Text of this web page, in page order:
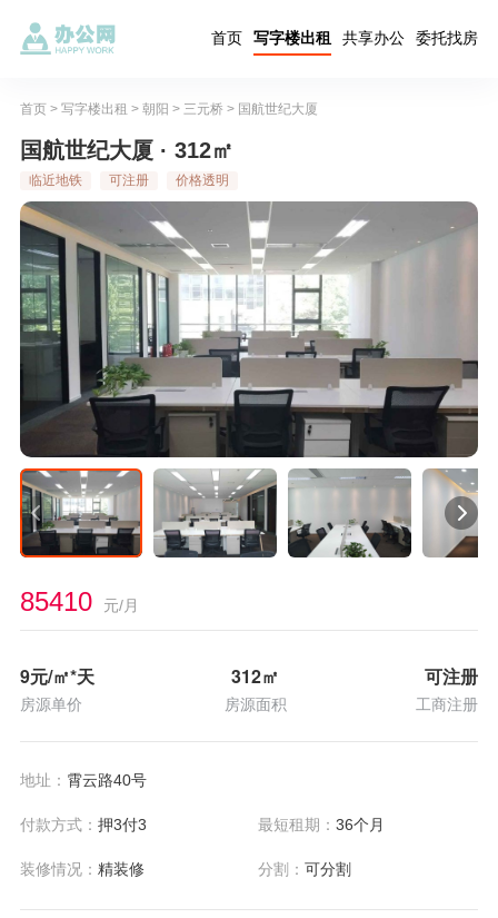
首页 写字楼出租 共享办公 委托找房
首页> 写字楼出租 > 朝阳 > 三元桥 > 国航世纪大厦
国航世纪大厦 · 312㎡
临近地铁 可注册 价格透明
85410 元/月
9元/㎡*天
房源单价
312㎡
房源面积
可注册
工商注册
地址： 霄云路40号
付款方式： 押3付3 最短租期：36个月
装修情况： 精装修 分割：可分割